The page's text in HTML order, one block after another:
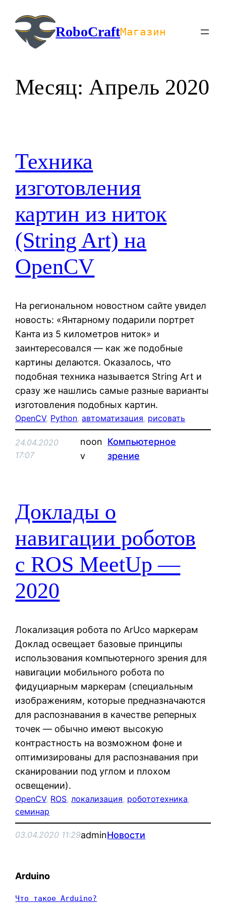
содержимомуRoboCraftМагазин
Месяц:Апрель 2020
Техника
изготовления
картин из ниток
(String Art) на
OpenCV
На региональном новостном сайте увидел
новость: «Янтарному подарили портрет
Канта из 5 километров ниток» и
заинтересовался — как же подобные
картины делаются. Оказалось, что
подобная техника называется String Art и
сразу же нашлись самые разные варианты
изготовления подобных картин.
OpenCV, Python, автоматизация, рисовать
24.04.2020
17:07
noon
v
Компьютерное
зрение
Доклады о
навигации роботов
с ROS MeetUp —
2020
Локализация робота по ArUco маркерам
Доклад освещает базовые принципы
использования компьютерного зрения для
навигации мобильного робота по
фидуциарным маркерам (специальным
изображениям, которые предназначаются
для распознавания в качестве реперных
точек — обычно имеют высокую
контрастность на возможном фоне и
оптимизированы для распознавания при
сканировании под углом и плохом
освещении).
OpenCV, ROS, локализация, робототехника
семинар
03.04.2020 11:29adminНовости
Arduino
Что такое Arduino?